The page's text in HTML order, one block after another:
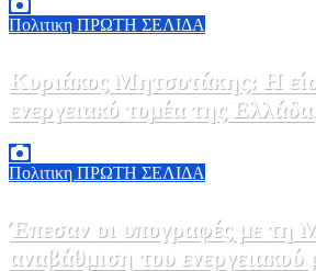
Πολιτικη ΠΡΩΤΗ ΣΕΛΙΔΑ
Κυριάκος Μητσοτάκης: Η
ενεργειακό τομέα της
Πολιτικη ΠΡΩΤΗ ΣΕΛΙΔΑ
Έπεσαν οι υπογραφές με τη
αναβάθμιση του